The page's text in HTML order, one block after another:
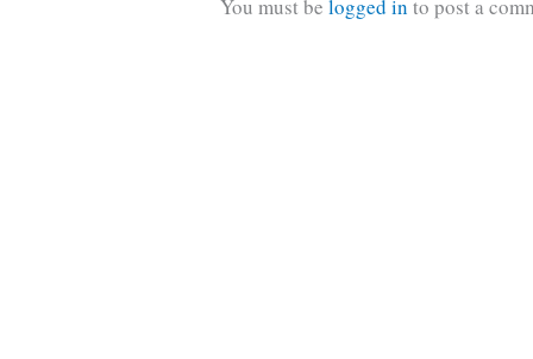
You must belogged in to post a